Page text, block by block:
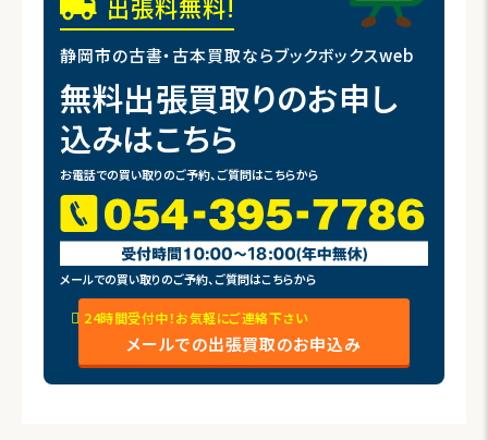
出張料無料!
静岡市の古書・古本買取ならブックボックスweb
無料出張買取りのお申し
込みはこちら
お電話での買い取りのご予約、ご質問はこちらから
メールでの買い取りのご予約、ご質問はこちらから
24時間受付中！お気軽にご連絡下さい
メールでの出張買取のお申込み